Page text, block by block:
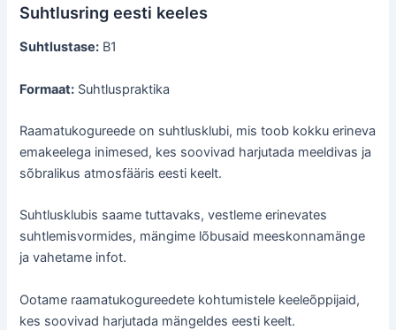
Suhtlusring eesti keeles
Suhtlustase: B1
Formaat: Suhtluspraktika
Raamatukogureede on suhtlusklubi, mis toob kokku erineva
emakeelega inimesed, kes soovivad harjutada meeldivas ja
sõbralikus atmosfääris eesti keelt.
Suhtlusklubis saame tuttavaks, vestleme erinevates
suhtlemisvormides, mängime lõbusaid meeskonnamänge
ja vahetame infot.
Ootame raamatukogureedete kohtumistele keeleõppijaid,
kes soovivad harjutada mängeldes eesti keelt.